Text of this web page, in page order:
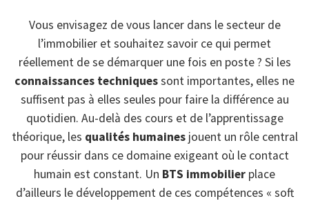
Vous envisagez de vous lancer dans le secteur de
l’immobilier et souhaitez savoir ce qui permet
réellement de se démarquer une fois en poste ? Si les
connaissances techniquessont importantes, elles ne
suffisent pas à elles seules pour faire la différence au
quotidien. Au-delà des cours et de l’apprentissage
théorique, les qualités humainesjouent un rôle central
pour réussir dans ce domaine exigeant où le contact
humain est constant. Un BTS immobilier place
d’ailleurs le développement de ces compétences « soft